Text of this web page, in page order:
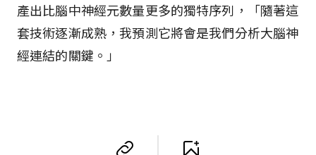
產出比腦中神經元數量更多的獨特序列，「隨著這
套技術逐漸成熟，我預測它將會是我們分析大腦神
經連結的關鍵。」